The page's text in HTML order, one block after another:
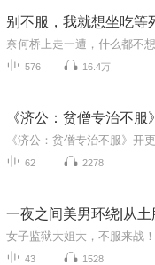
别不服，我就想坐吃等
奈何桥上走一遭，什么都不
576 16.4万
《济公：贫僧专治不服》
62 2278
一夜之间美男环绕|从
女子监狱大姐大，不服来战！
43 1528